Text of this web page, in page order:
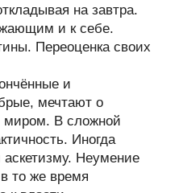
на завтра.
и к себе.
Переоценка своих
и
мечтают о
миром. В сложной
Иногда
Неумение
то же время